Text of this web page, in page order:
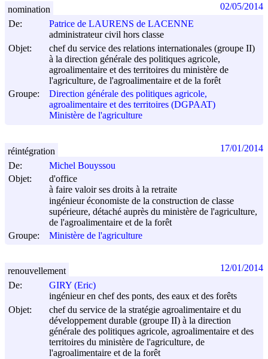
De:
Patrice de LAURENS de LACENNE
administrateur civil hors classe
Objet:
chef du service des relations internationales (groupe II)
à la direction générale des politiques agricole,
agroalimentaire et des territoires du ministère de
l'agriculture, de l'agroalimentaire et de la forêt
Groupe:
Direction générale des politiques agricole,
agroalimentaire et des territoires (DGPAAT)
Ministère de l'agriculture
nomination 02/05/2014
De:
Michel Bouyssou
Objet:
d'office
à faire valoir ses droits à la retraite
ingénieur économiste de la construction de classe
supérieure, détaché auprès du ministère de l'agriculture,
de l'agroalimentaire et de la forêt
Groupe:
Ministère de l'agriculture
réintégration 17/01/2014
De:
GIRY (Eric)
ingénieur en chef des ponts, des eaux et des forêts
Objet:
chef du service de la stratégie agroalimentaire et du
développement durable (groupe II) à la direction
générale des politiques agricole, agroalimentaire et des
territoires du ministère de l'agriculture, de
l'agroalimentaire et de la forêt
renouvellement 12/01/2014